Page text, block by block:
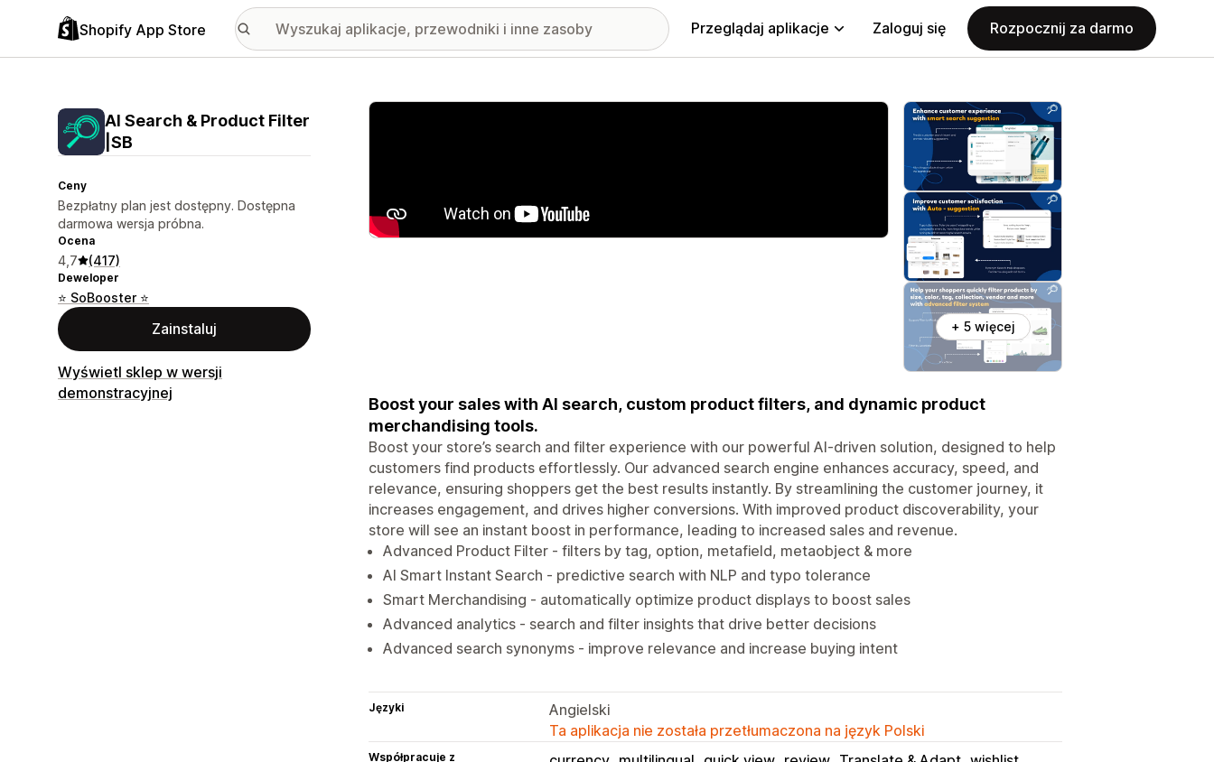
Shopify App Store Przeglądaj aplikacje Zaloguj się Rozpocznij za darmo
AI Search & Product Filter
|SB
Ceny
Bezpłatny plan jest dostępny. Dostępna
darmowa wersja próbna.
Ocena
4,7 (417)
Deweloper
⭐ SoBooster ⭐
Zainstaluj
Wyświetl sklep w wersji
demonstracyjnej
Wyróżnione obrazy w galerii
+ 5 więcej
Boost your sales with AI search, custom product filters, and dynamic product
merchandising tools.
Boost your store’s search and filter experience with our powerful AI-driven solution, designed to help
customers find products effortlessly. Our advanced search engine enhances accuracy, speed, and
relevance, ensuring shoppers get the best results instantly. By streamlining the customer journey, it
increases engagement, and drives higher conversions. With improved product discoverability, your
store will see an instant boost in performance, leading to increased sales and revenue.
Advanced Product Filter - filters by tag, option, metafield, metaobject & more
AI Smart Instant Search - predictive search with NLP and typo tolerance
Smart Merchandising - automatically optimize product displays to boost sales
Advanced analytics - search and filter insights that drive better decisions
Advanced search synonyms - improve relevance and increase buying intent
Języki
Angielski
Ta aplikacja nie została przetłumaczona na język Polski
Współpracuje z